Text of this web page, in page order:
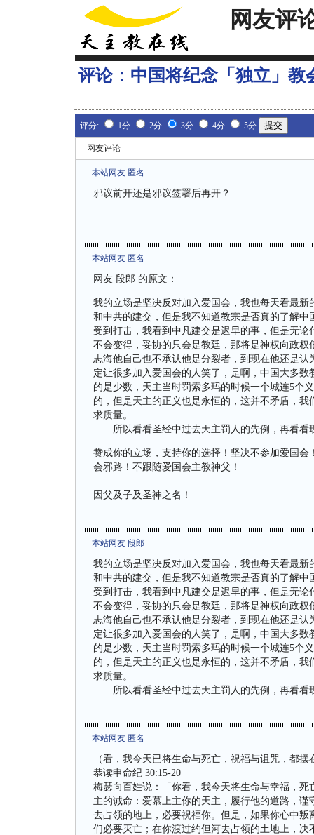
网友评
评论： 中国将纪念「独立」教
评分: 1分 2分 3分 4分 5分
网友评论
本站网友 匿名
邪议前开还是邪议签署后再开？
本站网友 匿名
网友 段郎 的原文：
我的立场是坚决反对加入爱国会，我也每天看最
和中共的建交，但是我不知道教宗是否真的了解
受到打击，我看到中凡建交是迟早的事，但是无
不会变得，妥协的只会是教廷，那将是神权向政
志海他自己也不承认他是分裂者，到现在他还是
定让很多加入爱国会的人笑了，是啊，中国大多
的是少数，天主当时罚索多玛的时候一个城连5个
的，但是天主的正义也是永恒的，这并不矛盾，
求质量。
所以看看圣经中过去天主罚人的先例，再看看
赞成你的立场，支持你的选择！坚决不参加爱国
会邪路！不跟随爱国会主教神父！
因父及子及圣神之名！
本站网友 段郎
我的立场是坚决反对加入爱国会，我也每天看最
和中共的建交，但是我不知道教宗是否真的了解
受到打击，我看到中凡建交是迟早的事，但是无
不会变得，妥协的只会是教廷，那将是神权向政
志海他自己也不承认他是分裂者，到现在他还是
定让很多加入爱国会的人笑了，是啊，中国大多
的是少数，天主当时罚索多玛的时候一个城连5个
的，但是天主的正义也是永恒的，这并不矛盾，
求质量。
所以看看圣经中过去天主罚人的先例，再看看
本站网友 匿名
（看，我今天已将生命与死亡，祝福与诅咒，都摆
恭读申命纪 30:15-20
梅瑟向百姓说：「你看，我今天将生命与幸福，
主的诫命：爱慕上主你的天主，履行他的道路，
去占领的地上，必要祝福你。但是，如果你心中
们必要灭亡；在你渡过约但河去占领的土地上，